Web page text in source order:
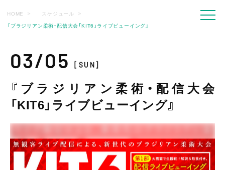
HOME スケジュール
『ブラジリアン柔術・配信大会「KIT6」ライブビューイング』
03/05[SUN]
『ブラジリアン柔術・配信大会
「KIT6」ライブビューイング』